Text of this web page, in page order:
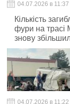
04.07.2026 в 11:37
Кількість
фури на трасі
знову
04.07.2026 в 11:22